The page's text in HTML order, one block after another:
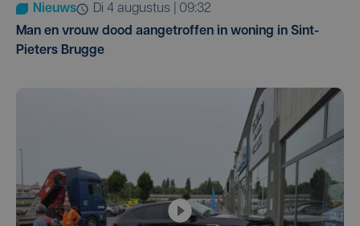
Nieuws
di 4 augustus | 09:32
Man en vrouw dood aangetroffen in woning in Sint-
Pieters Brugge